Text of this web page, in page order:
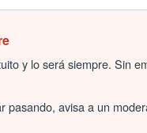
y lo será siempre. Sin
pasando, avisa a un